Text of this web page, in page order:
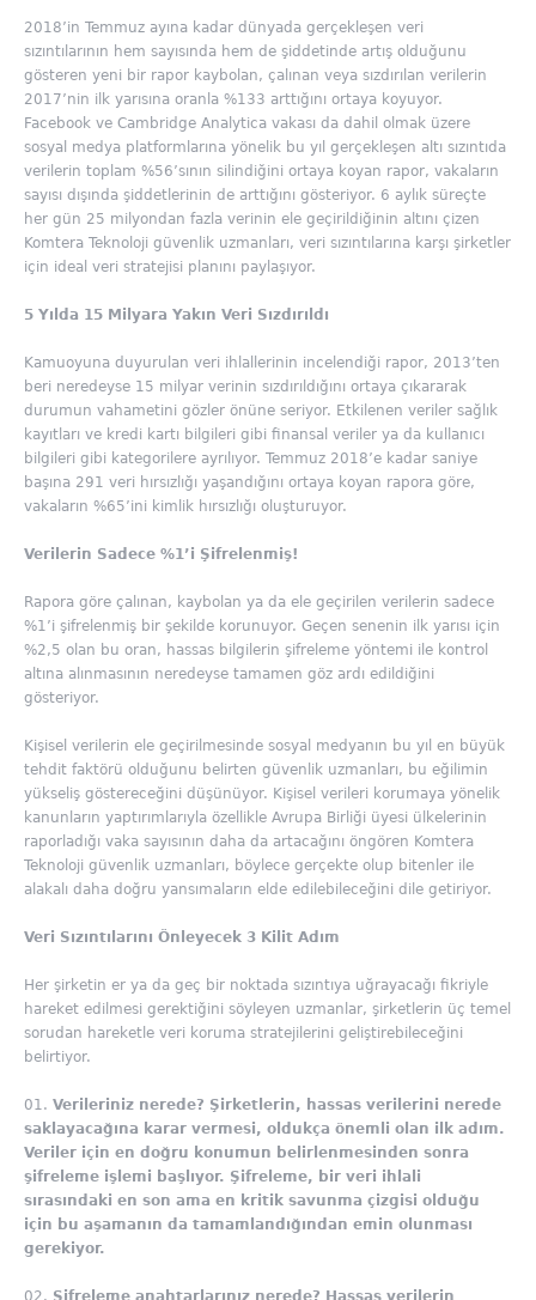
2018’in Temmuz ayına kadar dünyada gerçekleşen veri
sızıntılarının hem sayısında hem de şiddetinde artış olduğunu
gösteren yeni bir rapor kaybolan, çalınan veya sızdırılan verilerin
2017’nin ilk yarısına oranla %133 arttığını ortaya koyuyor.
Facebook ve Cambridge Analytica vakası da dahil olmak üzere
sosyal medya platformlarına yönelik bu yıl gerçekleşen altı sızıntıda
verilerin toplam %56’sının silindiğini ortaya koyan rapor, vakaların
sayısı dışında şiddetlerinin de arttığını gösteriyor. 6 aylık süreçte
her gün 25 milyondan fazla verinin ele geçirildiğinin altını çizen
Komtera Teknoloji güvenlik uzmanları, veri sızıntılarına karşı şirketler
için ideal veri stratejisi planını paylaşıyor.
5 Yılda 15 Milyara Yakın Veri Sızdırıldı
Kamuoyuna duyurulan veri ihlallerinin incelendiği rapor, 2013’ten
beri neredeyse 15 milyar verinin sızdırıldığını ortaya çıkararak
durumun vahametini gözler önüne seriyor. Etkilenen veriler sağlık
kayıtları ve kredi kartı bilgileri gibi finansal veriler ya da kullanıcı
bilgileri gibi kategorilere ayrılıyor. Temmuz 2018’e kadar saniye
başına 291 veri hırsızlığı yaşandığını ortaya koyan rapora göre,
vakaların %65’ini kimlik hırsızlığı oluşturuyor.
Verilerin Sadece %1’i Şifrelenmiş!
Rapora göre çalınan, kaybolan ya da ele geçirilen verilerin sadece
%1’i şifrelenmiş bir şekilde korunuyor. Geçen senenin ilk yarısı için
%2,5 olan bu oran, hassas bilgilerin şifreleme yöntemi ile kontrol
altına alınmasının neredeyse tamamen göz ardı edildiğini
gösteriyor.
Kişisel verilerin ele geçirilmesinde sosyal medyanın bu yıl en büyük
tehdit faktörü olduğunu belirten güvenlik uzmanları, bu eğilimin
yükseliş göstereceğini düşünüyor. Kişisel verileri korumaya yönelik
kanunların yaptırımlarıyla özellikle Avrupa Birliği üyesi ülkelerinin
raporladığı vaka sayısının daha da artacağını öngören Komtera
Teknoloji güvenlik uzmanları, böylece gerçekte olup bitenler ile
alakalı daha doğru yansımaların elde edilebileceğini dile getiriyor.
Veri Sızıntılarını Önleyecek 3 Kilit Adım
Her şirketin er ya da geç bir noktada sızıntıya uğrayacağı fikriyle
hareket edilmesi gerektiğini söyleyen uzmanlar, şirketlerin üç temel
sorudan hareketle veri koruma stratejilerini geliştirebileceğini
belirtiyor.
Verileriniz nerede? Şirketlerin, hassas verilerini nerede
saklayacağına karar vermesi, oldukça önemli olan ilk adım.
Veriler için en doğru konumun belirlenmesinden sonra
şifreleme işlemi başlıyor. Şifreleme, bir veri ihlali
sırasındaki en son ama en kritik savunma çizgisi olduğu
için bu aşamanın da tamamlandığından emin olunması
gerekiyor.